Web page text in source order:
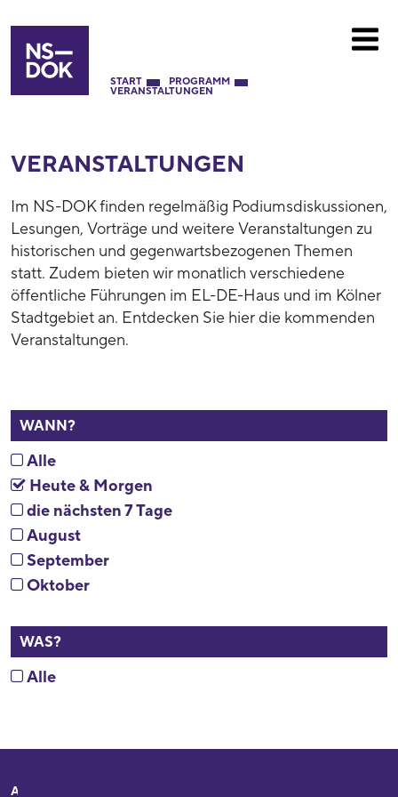
START PROGRAMM
VERANSTALTUNGEN
VERANSTALTUNGEN
Im NS-DOK finden regelmäßig Podiumsdiskussionen,
Lesungen, Vorträge und weitere Veranstaltungen zu
historischen und gegenwartsbezogenen Themen
statt. Zudem bieten wir monatlich verschiedene
öffentliche Führungen im EL-DE-Haus und im Kölner
Stadtgebiet an. Entdecken Sie hier die kommenden
Veranstaltungen.
WANN?
Alle
Heute & Morgen
die nächsten 7 Tage
August
September
Oktober
WAS?
Alle
Adresse